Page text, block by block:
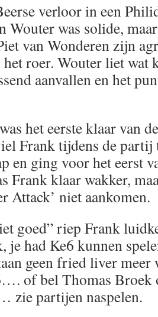
verloor in een
Wouter was solide,
van Wonderen zijn
het roer. Wouter liet wat
aanvallen en het
het eerste klaar van
Frank tijdens de partij
en ging voor het eerst
Frank klaar wakker,
Attack’ niet aankomen.
goed” riep Frank
je had Ke6 kunnen
geen fried liver
of bel Thomas Broek
zie partijen naspelen.